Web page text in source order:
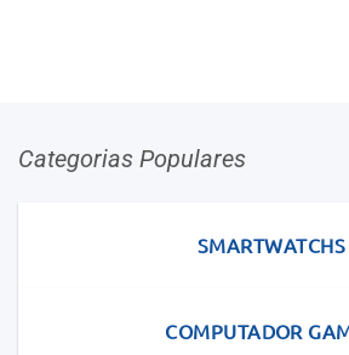
Categorias Populares
SMARTWATCHS
COMPUTADOR